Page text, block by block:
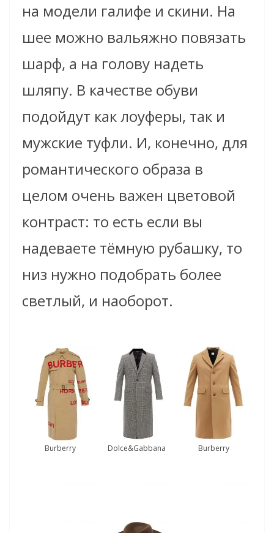
на модели галифе и скини. На
шее можно вальяжно повязать
шарф, а на голову надеть
шляпу. В качестве обуви
подойдут как лоуферы, так и
мужские туфли. И, конечно, для
романтического образа в
целом очень важен цветовой
контраст: то есть если вы
надеваете тёмную рубашку, то
низ нужно подобрать более
светлый, и наоборот.
Burberry Dolce&Gabbana Burberry